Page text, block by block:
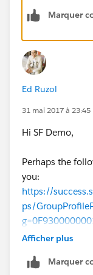
Marquer
Ed Ruzol
31 mai 2017 à 23:45
Hi SF Demo,
Perhaps the
you:
https://
ps/
Q
Afficher plus
Marquer